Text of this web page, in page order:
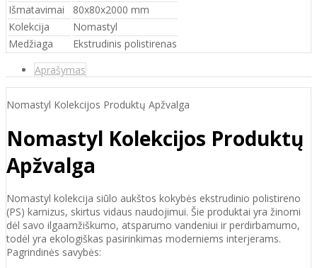
Išmatavimai
80x80x2000 mm
Kolekcija
Nomastyl
Medžiaga
Ekstrudinis polistirenas
Aprašymas
Nomastyl Kolekcijos Produktų Apžvalga
Nomastyl Kolekcijos Produktų
Apžvalga
Nomastyl kolekcija siūlo aukštos kokybės ekstrudinio polistireno
(PS) karnizus, skirtus vidaus naudojimui. Šie produktai yra žinomi
dėl savo ilgaamžiškumo, atsparumo vandeniui ir perdirbamumo,
todėl yra ekologiškas pasirinkimas moderniems interjerams.
Pagrindinės savybės: